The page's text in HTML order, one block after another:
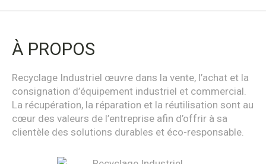
À PROPOS
Recyclage Industriel œuvre dans la vente, l’achat et la
consignation d’équipement industriel et commercial.
La récupération, la réparation et la réutilisation sont au
cœur des valeurs de l’entreprise afin d’offrir à sa
clientèle des solutions durables et éco-responsable.